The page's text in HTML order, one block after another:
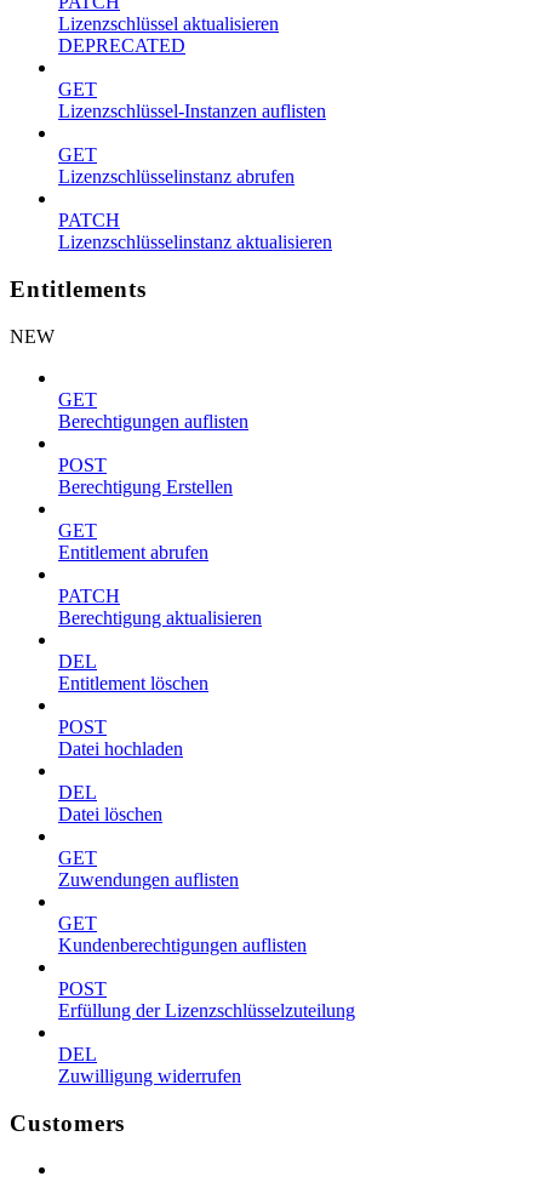
Lizenzschlüssel aktualisieren
DEPRECATED
GET
Lizenzschlüssel-Instanzen auflisten
GET
Lizenzschlüsselinstanz abrufen
PATCH
Lizenzschlüsselinstanz aktualisieren
Entitlements
NEW
GET
Berechtigungen auflisten
POST
Berechtigung Erstellen
GET
Entitlement abrufen
PATCH
Berechtigung aktualisieren
DEL
Entitlement löschen
POST
Datei hochladen
DEL
Datei löschen
GET
Zuwendungen auflisten
GET
Kundenberechtigungen auflisten
POST
Erfüllung der Lizenzschlüsselzuteilung
DEL
Zuwilligung widerrufen
Customers